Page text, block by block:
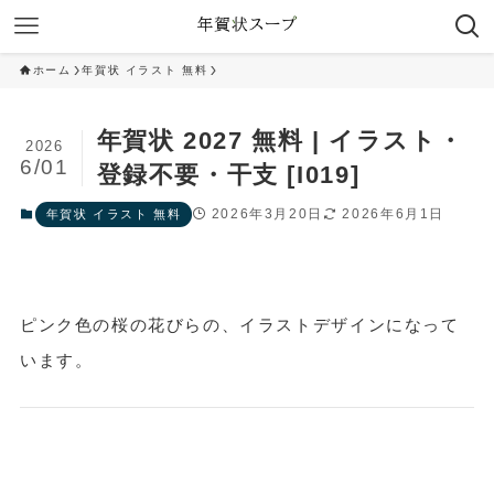
ホーム 年賀状 イラスト 無料
年賀状 2027 無料 | イラスト・
登録不要・干支 [I019]
2026
6/01
年賀状 イラスト 無料 2026年3月20日 2026年6月1日
ピンク色の桜の花びらの、イラストデザインになって
います。